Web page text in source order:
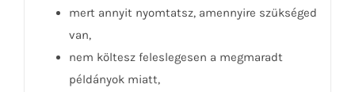
mert annyit nyomtatsz, amennyire szükséged
van,
nem költesz feleslegesen a megmaradt
példányok miatt,